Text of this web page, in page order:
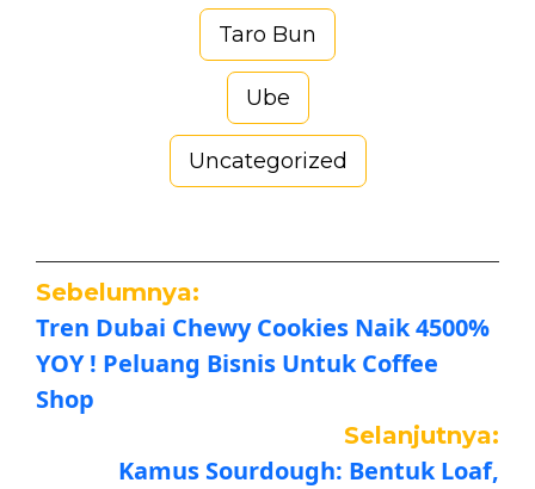
Taro Bun
Ube
Uncategorized
Sebelumnya:
Tren Dubai Chewy Cookies Naik 4500%
YOY ! Peluang Bisnis Untuk Coffee
Shop
Selanjutnya:
Kamus Sourdough: Bentuk Loaf,